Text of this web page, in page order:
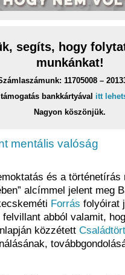
segíts, hogy
munkánkat!
11705008 –
bankkártyával itt
Nagyon köszönjük.
mentális valóság
és a történetírás
alcímmel jelent meg
Forrás folyóirat
abból valamit,
közzétett